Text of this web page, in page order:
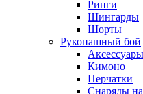
Ринги
Шингарды
Шорты
Рукопашный бой
Аксессуары
Кимоно
Перчатки
Снаряды